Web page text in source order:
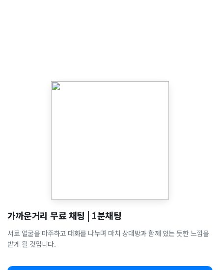
가까운거리 무료 채팅 | 1분채팅
서로 얼굴을 마주하고 대화를 나누며 마치 상대방과 함께 있는 듯한 느낌을
받게 될 것입니다.